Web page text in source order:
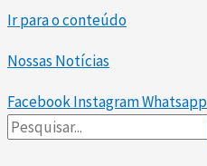
Ir para o conteúdo
Nossas Notícias
FacebookInstagramWhatsapp